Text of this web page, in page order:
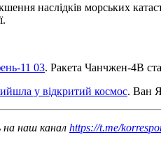
наслідків морських
11 03. Ракета Чанчжен-4В
у відкритий космос. Ван
на наш канал https://t.me/